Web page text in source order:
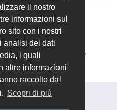
il nostro
informazioni sul
sito con i nostri
analisi dei dati
i quali
altre informazioni
raccolto dal
Scopri di più
.